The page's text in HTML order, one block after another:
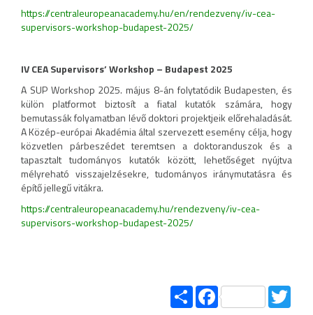
https://centraleuropeanacademy.hu/en/rendezveny/iv-cea-
supervisors-workshop-budapest-2025/
IV CEA Supervisors’ Workshop – Budapest 2025
A SUP Workshop 2025. május 8-án folytatódik Budapesten, és
külön platformot biztosít a fiatal kutatók számára, hogy
bemutassák folyamatban lévő doktori projektjeik előrehaladását.
A Közép-európai Akadémia által szervezett esemény célja, hogy
közvetlen párbeszédet teremtsen a doktoranduszok és a
tapasztalt tudományos kutatók között, lehetőséget nyújtva
mélyreható visszajelzésekre, tudományos iránymutatásra és
építő jellegű vitákra.
https://centraleuropeanacademy.hu/rendezveny/iv-cea-
supervisors-workshop-budapest-2025/
ShareFacebook